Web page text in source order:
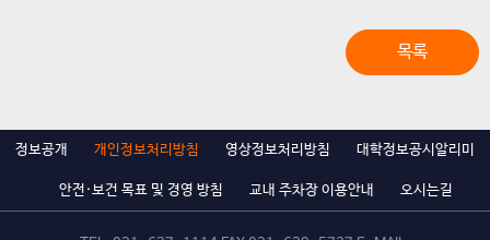
목록
정보공개 개인정보처리방침 영상정보처리방침 대학정보공시알리미
안전·보건 목표 및 경영 방침 교내 주차장 이용안내 오시는길